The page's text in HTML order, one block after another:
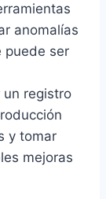
anomalías
puede ser
un registro
y tomar
mejoras